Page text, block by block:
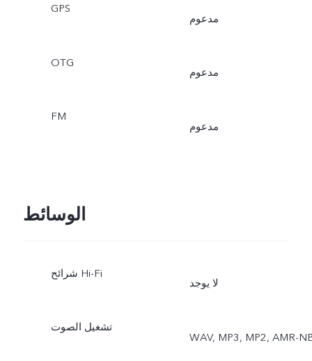
GPS
مدعوم
OTG
مدعوم
FM
مدعوم
الوسائط
شرائح Hi-Fi
لا يوجد
تشغيل الصوت
WAV, MP3, MP2, AMR-